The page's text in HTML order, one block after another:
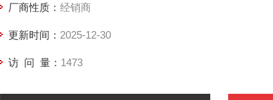
厂商性质： 经销商
更新时间： 2025-12-30
访 问 量： 1473